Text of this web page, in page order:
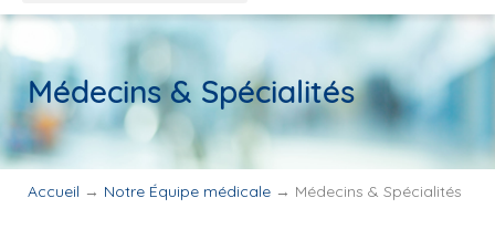
Médecins & Spécialités
Accueil → Notre Équipe médicale → Médecins & Spécialités